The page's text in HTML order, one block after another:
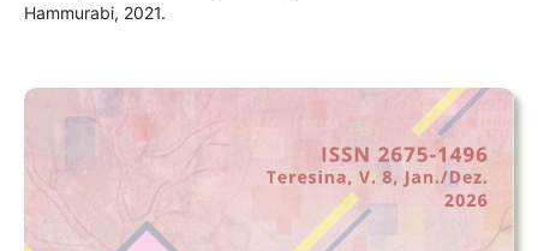
Hammurabi, 2021.